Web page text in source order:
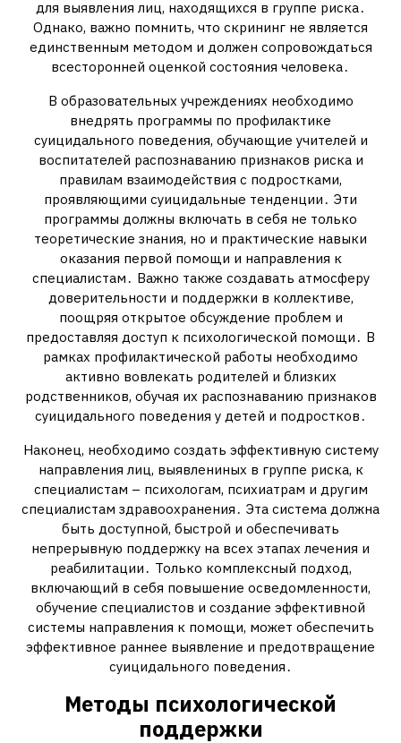
для выявления лиц, находящихся в группе риска․
Однако, важно помнить, что скрининг не является
единственным методом и должен сопровождаться
всесторонней оценкой состояния человека․
В образовательных учреждениях необходимо
внедрять программы по профилактике
суицидального поведения, обучающие учителей и
воспитателей распознаванию признаков риска и
правилам взаимодействия с подростками,
проявляющими суицидальные тенденции․ Эти
программы должны включать в себя не только
теоретические знания, но и практические навыки
оказания первой помощи и направления к
специалистам․ Важно также создавать атмосферу
доверительности и поддержки в коллективе,
поощряя открытое обсуждение проблем и
предоставляя доступ к психологической помощи․ В
рамках профилактической работы необходимо
активно вовлекать родителей и близких
родственников, обучая их распознаванию признаков
суицидального поведения у детей и подростков․
Наконец, необходимо создать эффективную систему
направления лиц, выявлениных в группе риска, к
специалистам – психологам, психиатрам и другим
специалистам здравоохранения․ Эта система должна
быть доступной, быстрой и обеспечивать
непрерывную поддержку на всех этапах лечения и
реабилитации․ Только комплексный подход,
включающий в себя повышение осведомленности,
обучение специалистов и создание эффективной
системы направления к помощи, может обеспечить
эффективное раннее выявление и предотвращение
суицидального поведения․
Методы психологической
поддержки